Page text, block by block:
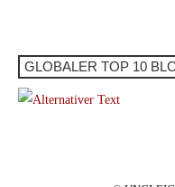
GLOBALER TOP 10